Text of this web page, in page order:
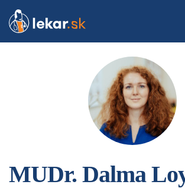
MUDr. Dalma